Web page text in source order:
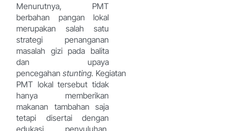
Menurutnya, PMT
berbahan pangan lokal
merupakan salah satu
strategi penanganan
masalah gizi pada balita
dan upaya
pencegahan stunting. Kegiatan
PMT lokal tersebut tidak
hanya memberikan
makanan tambahan saja
tetapi disertai dengan
edukasi, penyuluhan,